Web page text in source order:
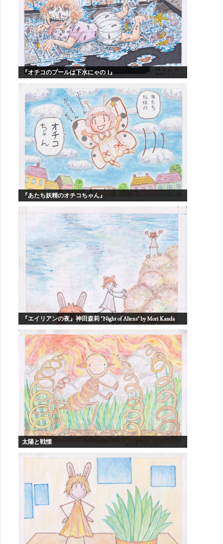
『オチコのプールは下水にゃの 1』
『あたち妖精のオチコちゃん』
『エイリアンの夜』神田森莉 "Night of Aliens" by Mori Kanda
太陽と戦慄